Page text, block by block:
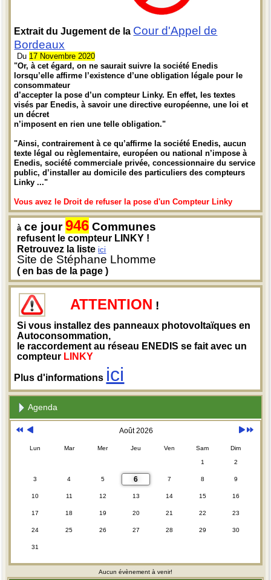
Extrait du Jugement de la Cour d'Appel de
Bordeaux
Du 17 Novembre 2020
"Or, à cet égard, on ne saurait suivre la société Enedis
lorsqu’elle affirme l’existence d’une obligation légale pour le
consommateur
d’accepter la pose d’un compteur Linky. En effet, les textes
visés par Enedis, à savoir une directive européenne, une loi et
un décret
n’imposent en rien une telle obligation."
"Ainsi, contrairement à ce qu’affirme la société Enedis, aucun
texte légal ou règlementaire, européen ou national n’impose à
Enedis, société commerciale privée, concessionnaire du service
public, d’installer au domicile des particuliers des compteurs
Linky ..."
Vous avez le Droit de refuser la pose d'un Compteur Linky
à ce jour946 Communes
refusent le compteur LINKY !
Retrouvez la listeici
Site de Stéphane Lhomme
( en bas de la page )
ATTENTION !
Si vous installez des panneaux photovoltaïques en
Autoconsommation,
le raccordement au réseau ENEDIS se fait avec un
compteur LINKY
Plus d'informations ici
Agenda
Août 2026
Lun Mar Mer Jeu Ven Sam Dim
1 2
3 4 5 6 7 8 9
10 11 12 13 14 15 16
17 18 19 20 21 22 23
24 25 26 27 28 29 30
31
Aucun évènement à venir!